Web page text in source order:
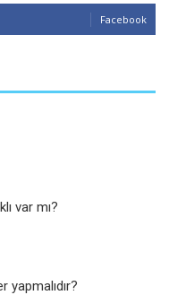
Facebook
var mı?
yapmalıdır?